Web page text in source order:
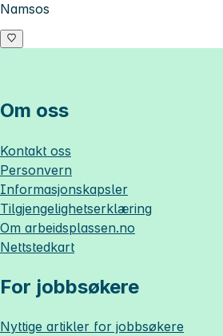
Namsos
Om oss
Kontakt oss
Personvern
Informasjonskapsler
Tilgjengelighetserklæring
Om arbeidsplassen.no
Nettstedkart
For jobbsøkere
Nyttige artikler for jobbsøkere